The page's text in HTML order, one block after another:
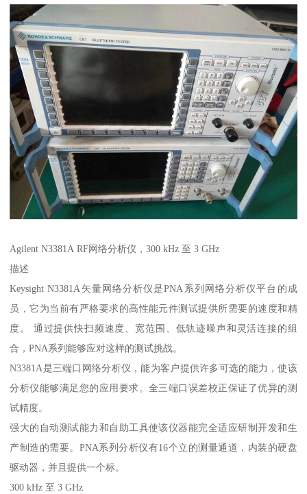
Agilent N3381A RF网络分析仪，300 kHz 至 3 GHz
描述
Keysight N3381A矢量网络分析仪是PNA系列网络分析仪平台的成
员，它为当前有严格要求的高性能元件测试提供所需要的速度和精
度。 通过提供快扫频速度、宽范围、低轨迹噪声和灵活连接的组
合，PNA系列能够应对这样的测试挑战。
N3381A是三端口网络分析仪，能为客户提供许多可选的能力，使该
分析仪能够满足您的应用要求。全三端口误差校正保证了优异的测
试精度。
强大的自动测试能力和自助工具使该仪器能完全适应研制开发和生
产制造的需要。PNA系列分析仪有16个立的测量通道，内装的硬盘
驱动器，并且提供一个标。
300 kHz 至 3 GHz